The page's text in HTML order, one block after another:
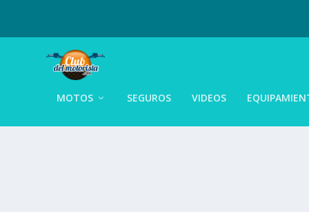
MOTOS SEGUROS VIDEOS